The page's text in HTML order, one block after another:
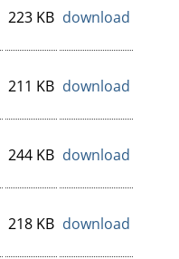
223 KB download
211 KB download
244 KB download
218 KB download